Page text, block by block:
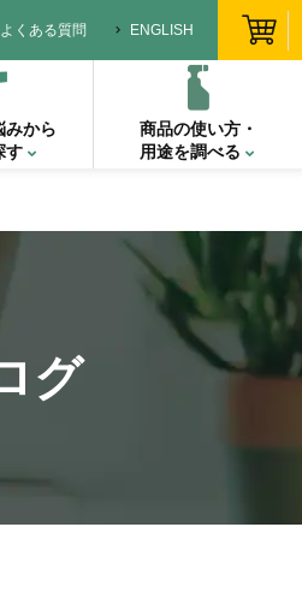
みから
す
商品の使い方・
用途を調べる
よくある質問 ENGLISH
グ